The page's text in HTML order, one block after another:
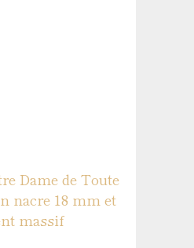
Dame de Toute
nacre 18 mm et
massif